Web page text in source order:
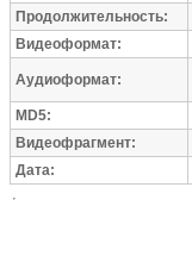
Продолжительность:
Видеоформат:
Аудиоформат:
MD5:
Видеофрагмент:
Дата: